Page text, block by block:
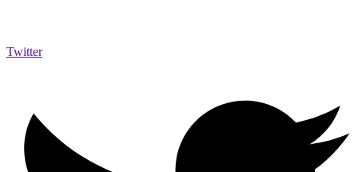
Twitter